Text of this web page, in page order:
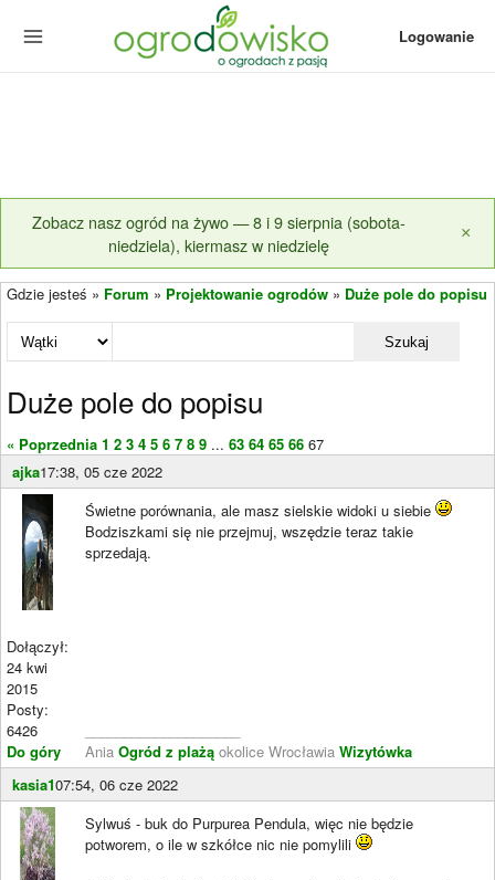
Logowanie
Zobacz nasz ogród na żywo — 8 i 9 sierpnia (sobota-
niedziela), kiermasz w niedzielę
×
Gdzie jesteś » Forum » Projektowanie ogrodów » Duże pole do popisu
Szukaj
Duże pole do popisu
« Poprzednia 1 2 3 4 5 6 7 8 9 ... 63 64 65 66 67
ajka17:38, 05 cze 2022
Dołączył:
24 kwi
2015
Posty:
6426
Do góry
Świetne porównania, ale masz sielskie widoki u siebie
Bodziszkami się nie przejmuj, wszędzie teraz takie
sprzedają.
Ania Ogród z plażą okolice Wrocławia Wizytówka
kasia107:54, 06 cze 2022
Sylwuś - buk do Purpurea Pendula, więc nie będzie
potworem, o ile w szkółce nic nie pomylili